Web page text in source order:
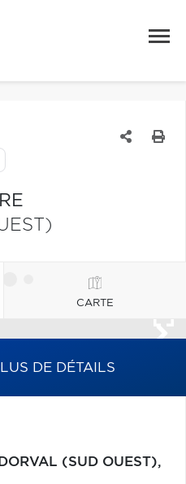
CARTE
DE DÉTAILS
DORVAL (SUD OUEST),